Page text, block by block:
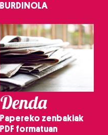
BURDINOLA
Denda
Papereko zenbakiak
PDF formatuan